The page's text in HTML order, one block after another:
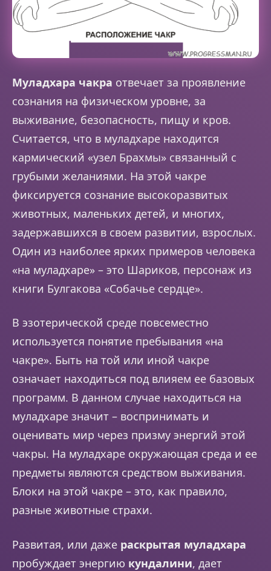
Муладхара чакра отвечает за проявление
сознания на физическом уровне, за
выживание, безопасность, пищу и кров.
Считается, что в муладхаре находится
кармический «узел Брахмы» связанный с
грубыми желаниями. На этой чакре
фиксируется сознание высокоразвитых
животных, маленьких детей, и многих,
задержавшихся в своем развитии, взрослых.
Один из наиболее ярких примеров человека
«на муладхаре» – это Шариков, персонаж из
книги Булгакова «Собачье сердце».
В эзотерической среде повсеместно
используется понятие пребывания «на
чакре». Быть на той или иной чакре
означает находиться под влияем ее базовых
программ. В данном случае находиться на
муладхаре значит – воспринимать и
оценивать мир через призму энергий этой
чакры. На муладхаре окружающая среда и ее
предметы являются средством выживания.
Блоки на этой чакре – это, как правило,
разные животные страхи.
Развитая, или даже раскрытая муладхара
пробуждает энергию кундалини, дает